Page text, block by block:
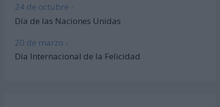
24 de octubre -
Día de las Naciones Unidas
20 de marzo -
Día Internacional de la Felicidad